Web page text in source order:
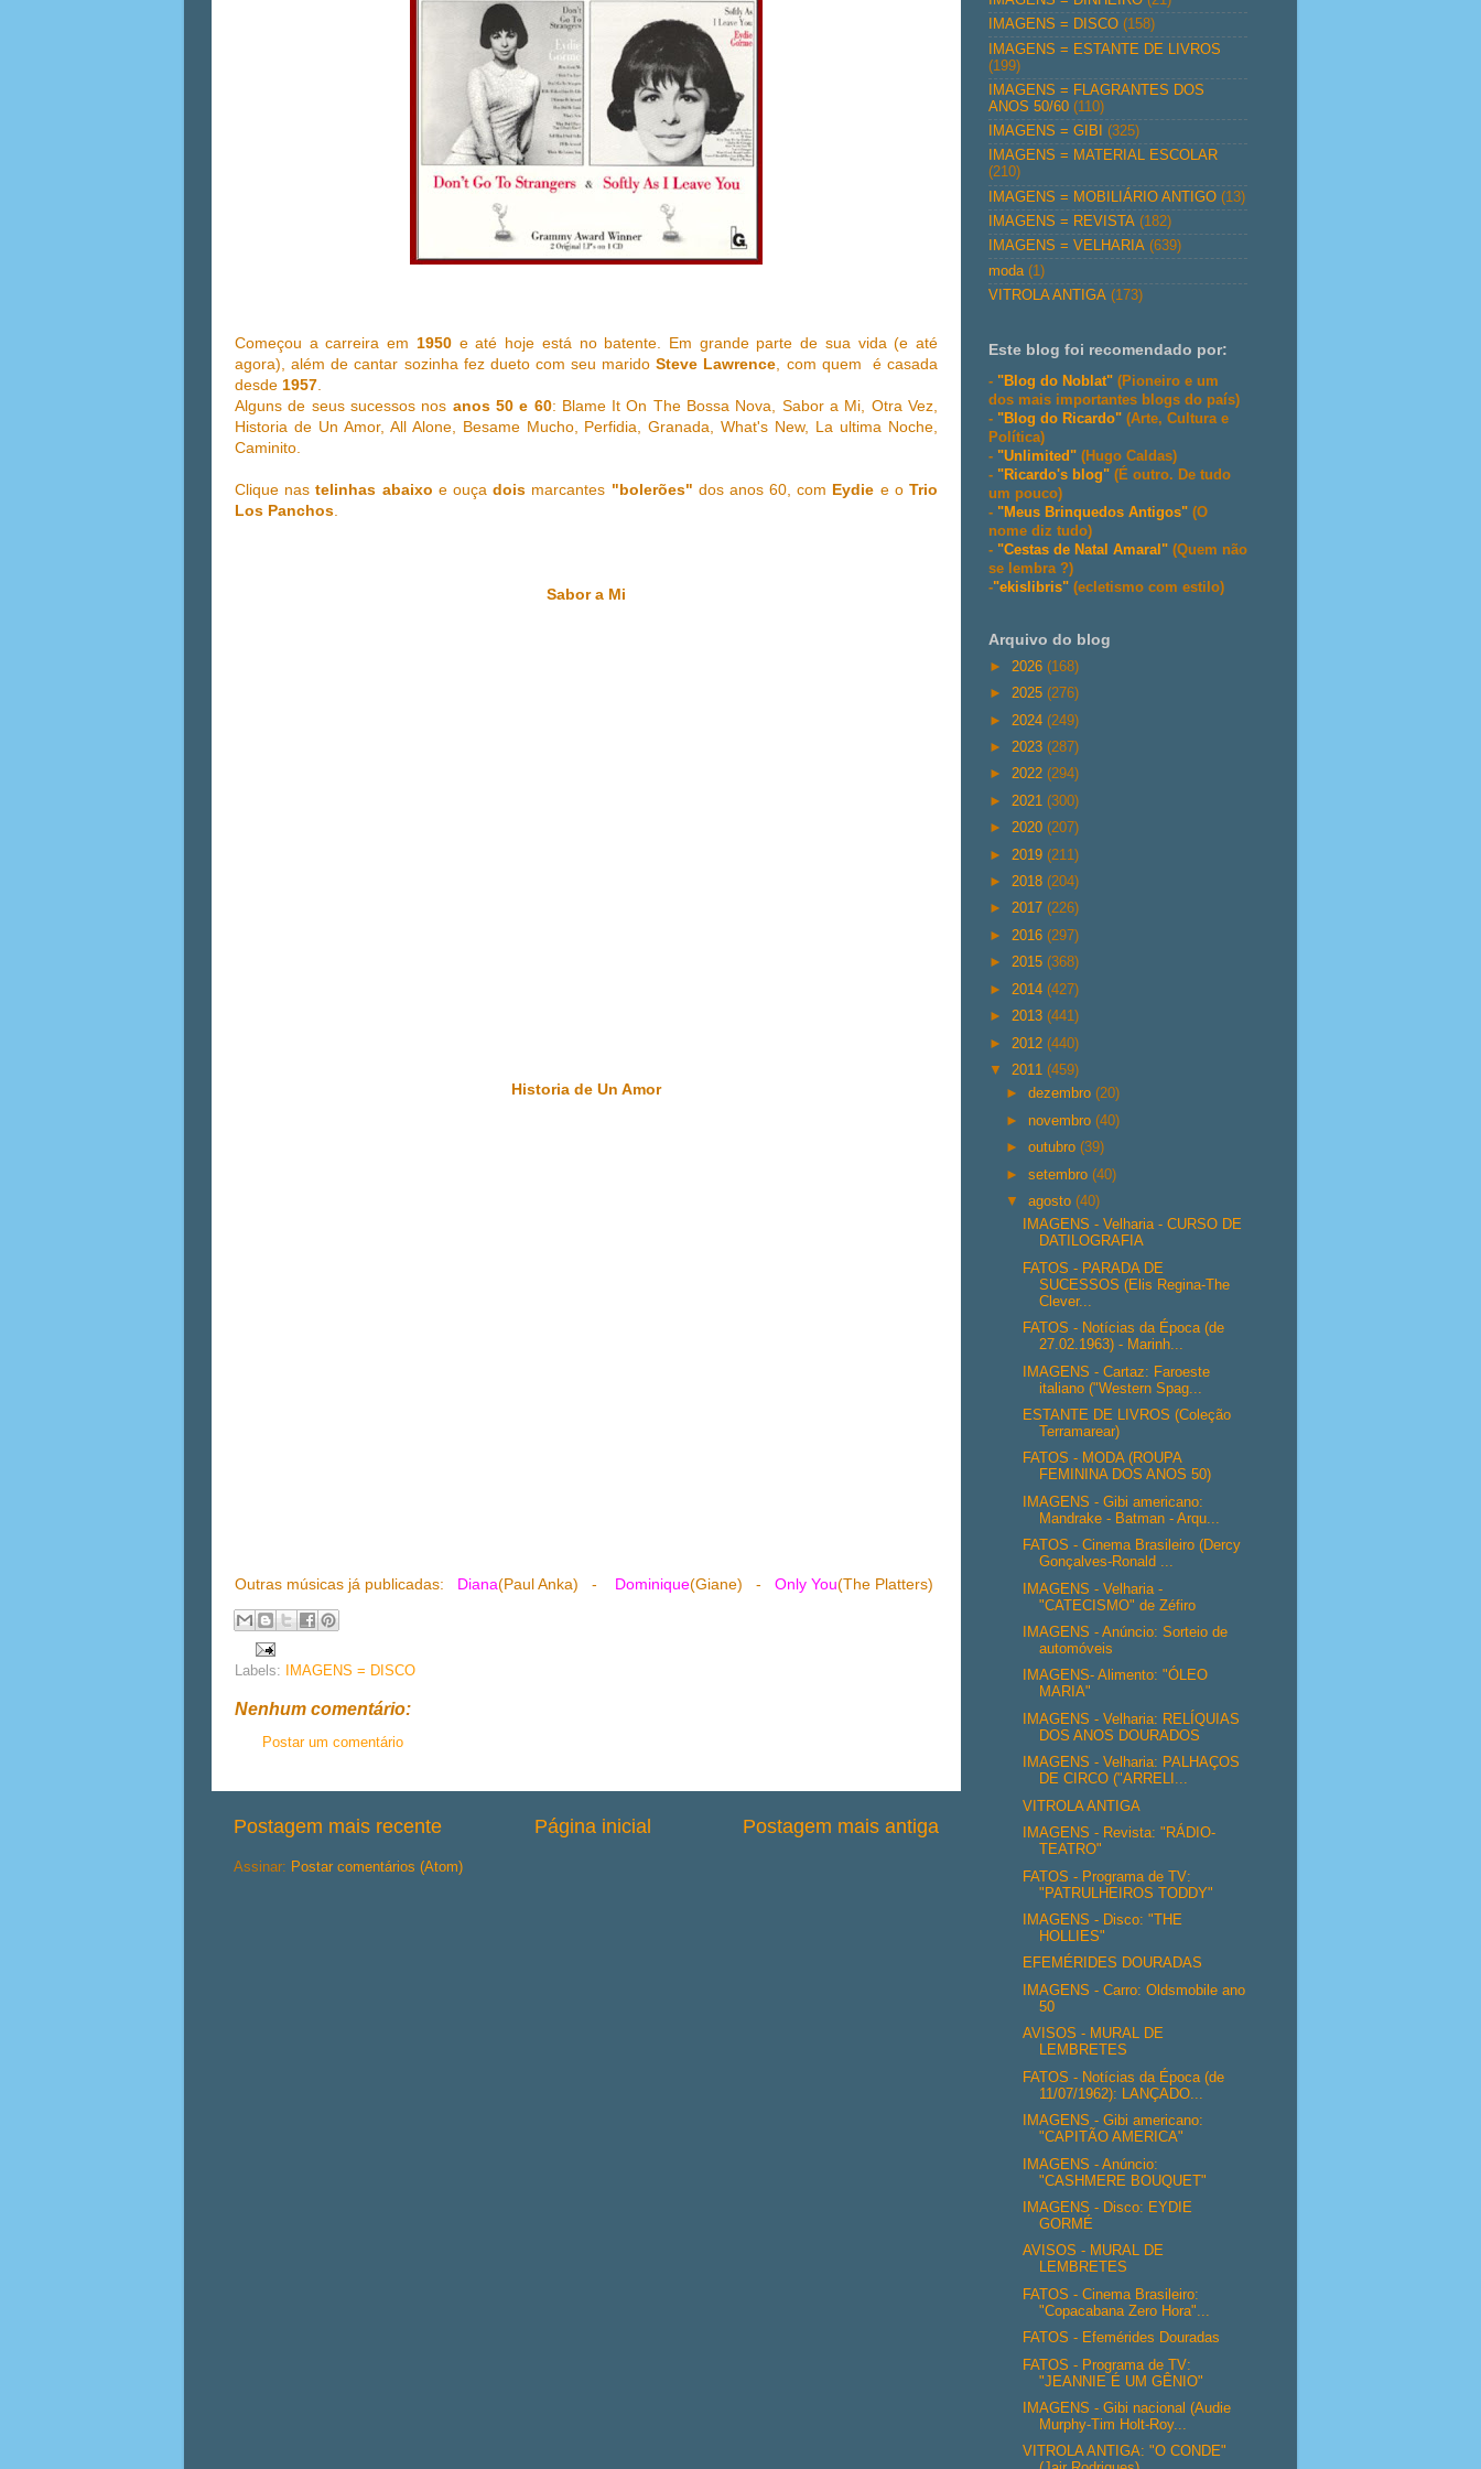
Começou a carreira em 1950e até hoje está no batente. Em grande parte de sua vida (e até
agora), além de cantar sozinha fez dueto com seu maridoSteve Lawrence, com quem é casada
desde 1957.
Alguns de seus sucessos nos anos 50 e 60: Blame It On The Bossa Nova, Sabor a Mi, Otra Vez,
Historia de Un Amor, All Alone, Besame Mucho, Perfidia, Granada, What's New, La ultima Noche,
Caminito.
Clique nastelinhas abaixo e ouçadois marcantes "bolerões" dos anos 60, com Eydie e o Trio
Los Panchos.
Sabor a Mi
Historia de Un Amor
Outras músicas já publicadas: Diana(Paul Anka) - Dominique(Giane) - Only You(The Platters)
Labels: IMAGENS = DISCO
Nenhum comentário:
Postar um comentário
Postagem mais recente Postagem mais antiga
Página inicial
Assinar: Postar comentários (Atom)
IMAGENS = DISCO (158)
IMAGENS = ESTANTE DE LIVROS
(199)
IMAGENS = FLAGRANTES DOS
ANOS 50/60 (110)
IMAGENS = GIBI
(325)
IMAGENS = MATERIAL ESCOLAR
(210)
IMAGENS = MOBILIÁRIO ANTIGO (13)
IMAGENS = REVISTA (182)
IMAGENS = VELHARIA (639)
moda (1)
VITROLA ANTIGA (173)
Este blog foi recomendado por:
- "Blog do Noblat" (Pioneiro e um
dos mais importantes blogs do país)
- "Blog do Ricardo" (Arte, Cultura e
Política)
- "Unlimited" (Hugo Caldas)
- "Ricardo's blog" (É outro. De tudo
um pouco)
- "Meus Brinquedos Antigos" (O
nome diz tudo)
- "Cestas de Natal Amaral" (Quem não
se lembra ?)
-"ekislibris" (ecletismo com estilo)
Arquivo do blog
► 2026 (168)
► 2025 (276)
► 2024 (249)
► 2023 (287)
► 2022 (294)
► 2021 (300)
► 2020 (207)
► 2019 (211)
► 2018 (204)
► 2017 (226)
► 2016 (297)
► 2015 (368)
► 2014 (427)
► 2013 (441)
► 2012 (440)
▼ 2011 (459)
►dezembro(20)
► novembro(40)
►outubro(39)
►setembro(40)
▼agosto(40)
IMAGENS - Velharia - CURSO DE
DATILOGRAFIA
FATOS - PARADA DE
SUCESSOS (Elis Regina-The
Clever...
FATOS - Notícias da Época (de
27.02.1963) - Marinh...
IMAGENS - Cartaz: Faroeste
italiano ("Western Spag...
ESTANTE DE LIVROS (Coleção
Terramarear)
FATOS - MODA (ROUPA
FEMININA DOS ANOS 50)
IMAGENS - Gibi americano:
Mandrake - Batman - Arqu...
FATOS - Cinema Brasileiro (Dercy
Gonçalves-Ronald ...
IMAGENS - Velharia -
"CATECISMO" de Zéfiro
IMAGENS - Anúncio: Sorteio de
automóveis
IMAGENS- Alimento: "ÓLEO
MARIA"
IMAGENS - Velharia: RELÍQUIAS
DOS ANOS DOURADOS
IMAGENS - Velharia: PALHAÇOS
DE CIRCO ("ARRELI...
VITROLA ANTIGA
IMAGENS - Revista: "RÁDIO-
TEATRO"
FATOS - Programa de TV:
"PATRULHEIROS TODDY"
IMAGENS - Disco: "THE
HOLLIES"
EFEMÉRIDES DOURADAS
IMAGENS - Carro: Oldsmobile ano
50
AVISOS - MURAL DE
LEMBRETES
FATOS - Notícias da Época (de
11/07/1962): LANÇADO...
IMAGENS - Gibi americano:
"CAPITÃO AMERICA"
IMAGENS - Anúncio:
"CASHMERE BOUQUET"
IMAGENS - Disco: EYDIE
GORMÉ
AVISOS - MURAL DE
LEMBRETES
FATOS - Cinema Brasileiro:
"Copacabana Zero Hora"...
FATOS - Efemérides Douradas
FATOS - Programa de TV:
"JEANNIE É UM GÊNIO"
IMAGENS - Gibi nacional (Audie
Murphy-Tim Holt-Roy...
VITROLA ANTIGA: "O CONDE"